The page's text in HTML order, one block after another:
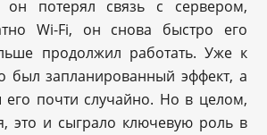
он потерял связь с сервером,
Wi-Fi, он снова быстро его
продолжил работать. Уже к
был запланированный эффект, а
почти случайно. Но в целом,
это и сыграло ключевую роль в